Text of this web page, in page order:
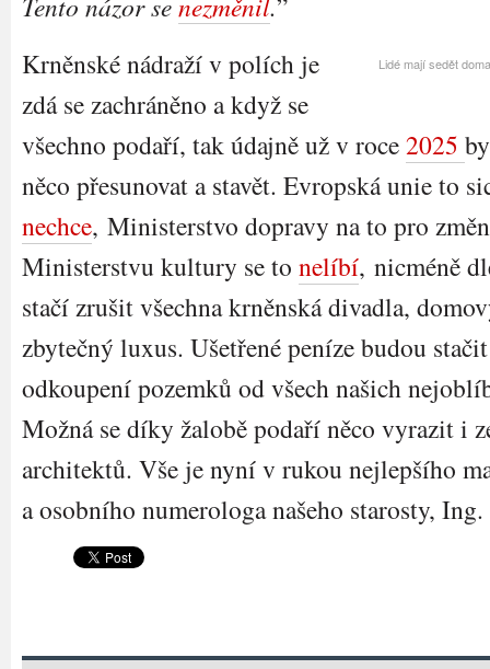
Lidé mají sedět
Krněnské nádraží v polích je
zdá se zachráněno a když se
všechno podaří, tak údajně už v roce2025
něco přesunovat a stavět. Evropská unie to
nechce, Ministerstvo dopravy na to pro
Ministerstvu kultury se to nelíbí, nicméně
stačí zrušit všechna krněnská divadla,
zbytečný luxus. Ušetřené peníze budou
odkoupení pozemků od všech našich
Možná se díky žalobě podaří něco vyrazit i
architektů. Vše je nyní v rukou nejlepšího
a osobního numerologa našeho starosty,